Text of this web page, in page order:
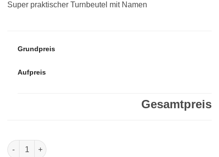
Super praktischer Turnbeutel mit Namen
Grundpreis
Aufpreis
Gesamtpreis
Turnbeutel | Schmetterling B Menge